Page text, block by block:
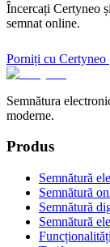
Încercați Certyneo
semnat online.
Porniți cu Certyneo
Semnătura
moderne.
Produs
Semnătură
Semnătură
Semnătură
Semnătură
Funcționalități